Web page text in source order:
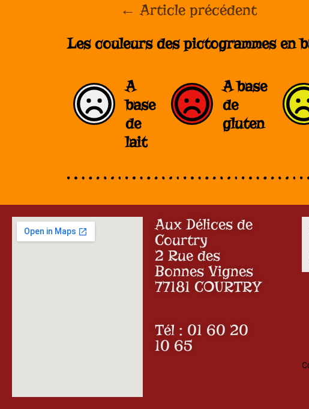
← Article précédent
Les couleurs des pictogrammes
A
base
de
lait
A base
de
gluten
Aux Délices de
Courtry
2 Rue des
Bonnes Vignes
77181 COURTRY
Tél : 01 60 20
10 65